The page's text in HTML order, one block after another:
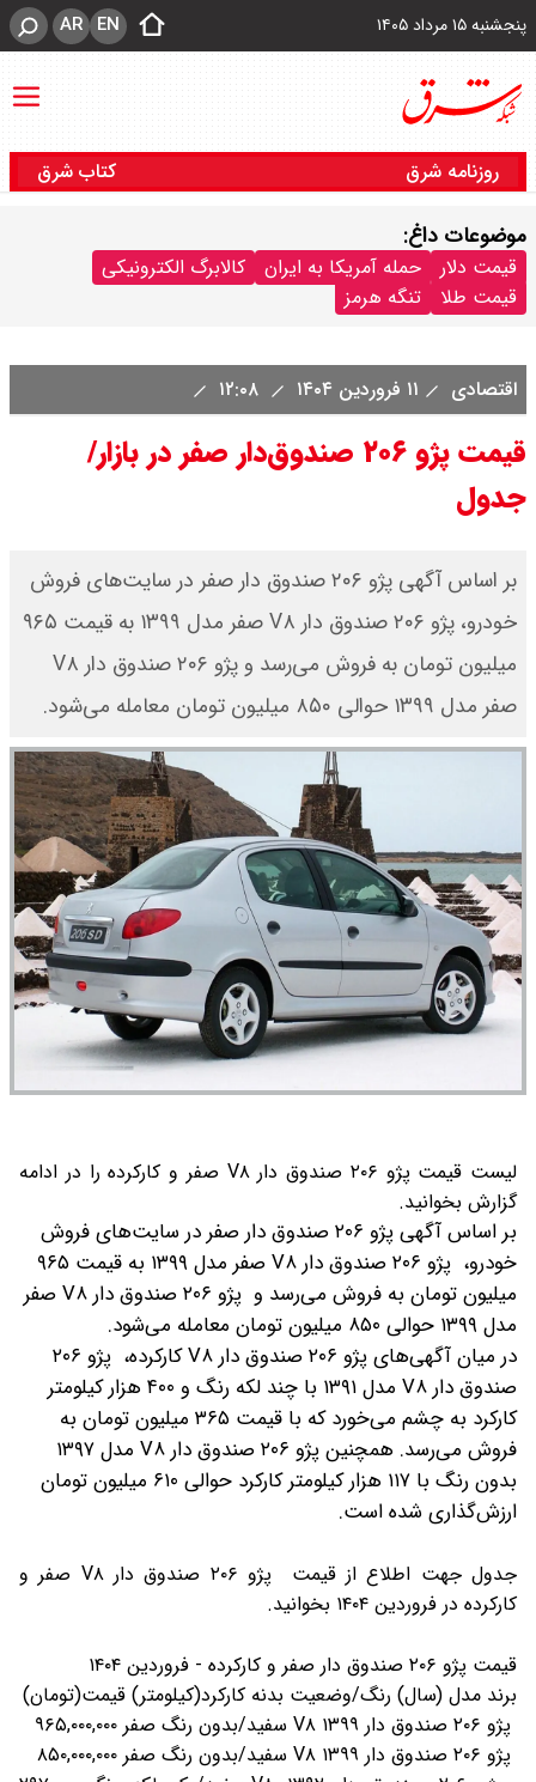
پنجشنبه ۱۵ مرداد ۱۴۰۵ EN
AR
روزنامه شرق کتاب شرق
موضوعات داغ:
قیمت دلار حمله آمریکا به ایران
کالابرگ الکترونیکی
قیمت طلا
تنگه هرمز
اقتصادی ۱۱ فروردین ۱۴۰۴
قیمت پژو ۲۰۶ صندوق‌دار صفر در بازار/
جدول
بر اساس آگهی پژو ۲۰۶ صندوق دار صفر در سایت‌های فروش
خودرو، پژو ۲۰۶ صندوق دار V۸ صفر مدل ۱۳۹۹ به قیمت ۹۶۵
میلیون تومان به فروش می‌رسد و پژو ۲۰۶ صندوق دار V۸
صفر مدل ۱۳۹۹ حوالی ۸۵۰ میلیون تومان معامله می‌شود.
لیست قیمت پژو ۲۰۶ صندوق دار V۸ صفر و کارکرده را در ادامه
گزارش بخوانید.
بر اساس آگهی پژو ۲۰۶ صندوق دار صفر در سایت‌های فروش
خودرو، پژو ۲۰۶ صندوق دار V۸ صفر مدل ۱۳۹۹ به قیمت ۹۶۵
میلیون تومان به فروش می‌رسد و پژو ۲۰۶ صندوق دار V۸ صفر
مدل ۱۳۹۹ حوالی ۸۵۰ میلیون تومان معامله می‌شود.
در میان آگهی‌های پژو ۲۰۶ صندوق دار V۸ کارکرده، پژو ۲۰۶
صندوق دار V۸ مدل ۱۳۹۱ با چند لکه رنگ و ۴۰۰ هزار کیلومتر
کارکرد به چشم می‌خورد که با قیمت ۳۶۵ میلیون تومان به
فروش می‌رسد. همچنین پژو ۲۰۶ صندوق دار V۸ مدل ۱۳۹۷
بدون رنگ با ۱۱۷ هزار کیلومتر کارکرد حوالی ۶۱۰ میلیون تومان
ارزش‌گذاری شده است.
جدول جهت اطلاع از قیمت پژو ۲۰۶ صندوق دار V۸ صفر و
کارکرده در فروردین ۱۴۰۴ بخوانید.
قیمت پژو ۲۰۶ صندوق دار صفر و کارکرده - فروردین ۱۴۰۴
برند مدل (سال) رنگ/وضعیت بدنه کارکرد(کیلومتر) قیمت(تومان)
پژو ۲۰۶ صندوق دار V۸ ۱۳۹۹ سفید/بدون رنگ صفر ۹۶۵,۰۰۰,۰۰۰
پژو ۲۰۶ صندوق دار V۸ ۱۳۹۹ سفید/بدون رنگ صفر ۸۵۰,۰۰۰,۰۰۰